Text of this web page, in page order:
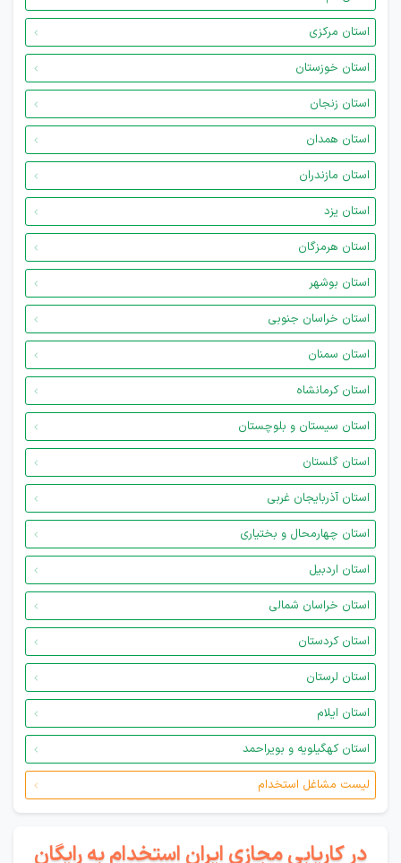
استان مرکزی
استان خوزستان
استان زنجان
استان همدان
استان مازندران
استان یزد
استان هرمزگان
استان بوشهر
استان خراسان جنوبی
استان سمنان
استان کرمانشاه
استان سیستان و بلوچستان
استان گلستان
استان آذربایجان غربی
استان چهارمحال و بختیاری
استان اردبیل
استان خراسان شمالی
استان کردستان
استان لرستان
استان ایلام
استان کهگیلویه و بویراحمد
لیست مشاغل استخدام
در کاریابی مجازی ایران استخدام به رایگان